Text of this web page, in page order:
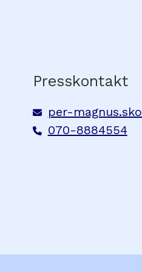
Presskontakt
per-
070-8884554